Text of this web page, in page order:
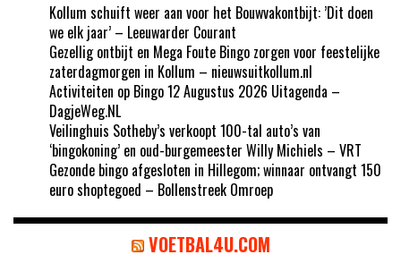
Kollum schuift weer aan voor het Bouwvakontbijt: ’Dit doen
we elk jaar’ – Leeuwarder Courant
Gezellig ontbijt en Mega Foute Bingo zorgen voor feestelijke
zaterdagmorgen in Kollum – nieuwsuitkollum.nl
Activiteiten op Bingo 12 Augustus 2026 Uitagenda –
DagjeWeg.NL
Veilinghuis Sotheby’s verkoopt 100-tal auto’s van
‘bingokoning’ en oud-burgemeester Willy Michiels – VRT
Gezonde bingo afgesloten in Hillegom; winnaar ontvangt 150
euro shoptegoed – Bollenstreek Omroep
VOETBAL4U.COM